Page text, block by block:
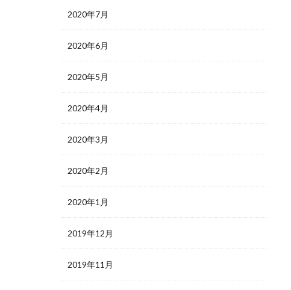
2020年7月
2020年6月
2020年5月
2020年4月
2020年3月
2020年2月
2020年1月
2019年12月
2019年11月